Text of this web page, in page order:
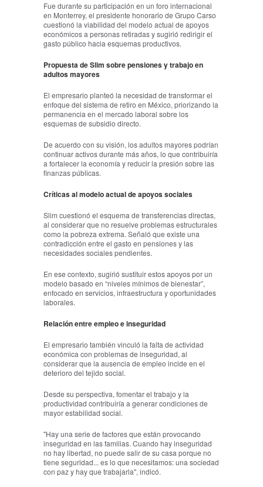
Fue durante su participación en un foro internacional
en Monterrey, el presidente honorario de Grupo Carso
cuestionó la viabilidad del modelo actual de apoyos
económicos a personas retiradas y sugirió redirigir el
gasto público hacia esquemas productivos.
Propuesta de Slim sobre pensiones y trabajo en
adultos mayores
El empresario planteó la necesidad de transformar el
enfoque del sistema de retiro en México, priorizando la
permanencia en el mercado laboral sobre los
esquemas de subsidio directo.
De acuerdo con su visión, los adultos mayores podrían
continuar activos durante más años, lo que contribuiría
a fortalecer la economía y reducir la presión sobre las
finanzas públicas.
Críticas al modelo actual de apoyos sociales
Slim cuestionó el esquema de transferencias directas,
al considerar que no resuelve problemas estructurales
como la pobreza extrema. Señaló que existe una
contradicción entre el gasto en pensiones y las
necesidades sociales pendientes.
En ese contexto, sugirió sustituir estos apoyos por un
modelo basado en “niveles mínimos de bienestar”,
enfocado en servicios, infraestructura y oportunidades
laborales.
Relación entre empleo e inseguridad
El empresario también vinculó la falta de actividad
económica con problemas de inseguridad, al
considerar que la ausencia de empleo incide en el
deterioro del tejido social.
Desde su perspectiva, fomentar el trabajo y la
productividad contribuiría a generar condiciones de
mayor estabilidad social.
"Hay una serie de factores que están provocando
inseguridad en las familias. Cuando hay inseguridad
no hay libertad, no puede salir de su casa porque no
tiene seguridad... es lo que necesitamos: una sociedad
con paz y hay que trabajarla", indicó.